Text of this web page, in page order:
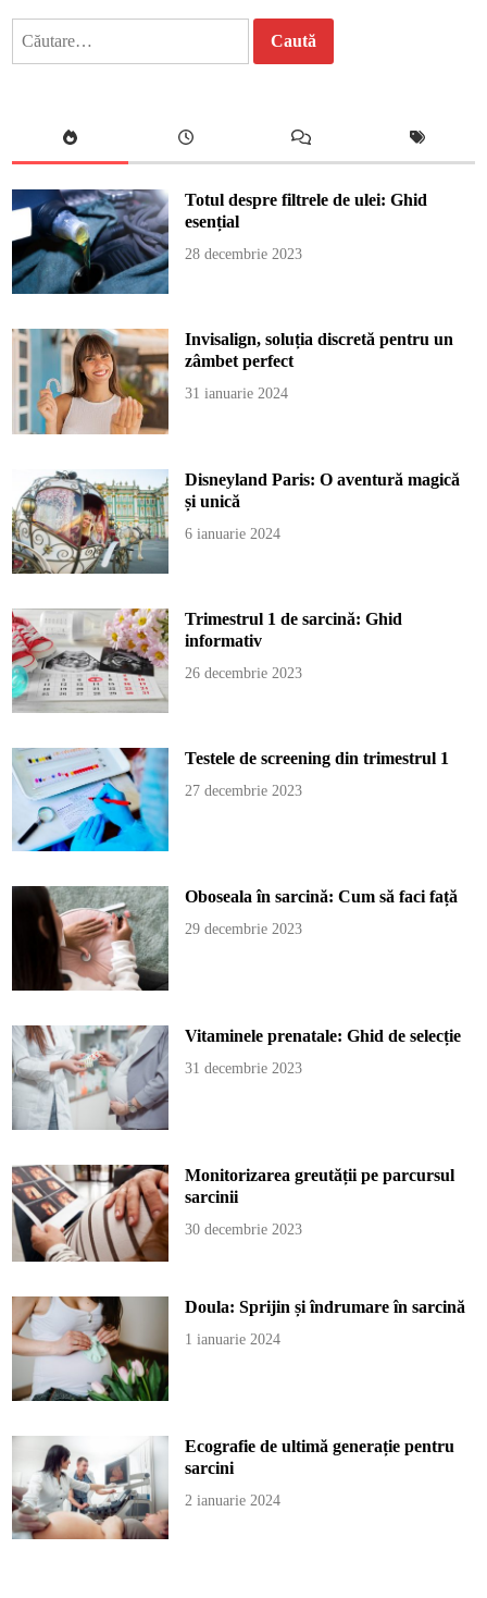
Totul despre filtrele de ulei: Ghid
esențial
28 decembrie 2023
Invisalign, soluția discretă pentru un
zâmbet perfect
31 ianuarie 2024
Disneyland Paris: O aventură magică
și unică
6 ianuarie 2024
Trimestrul 1 de sarcină: Ghid
informativ
26 decembrie 2023
Testele de screening din trimestrul 1
27 decembrie 2023
Oboseala în sarcină: Cum să faci față
29 decembrie 2023
Vitaminele prenatale: Ghid de selecție
31 decembrie 2023
Monitorizarea greutății pe parcursul
sarcinii
30 decembrie 2023
Doula: Sprijin și îndrumare în sarcină
1 ianuarie 2024
Ecografie de ultimă generație pentru
sarcini
2 ianuarie 2024